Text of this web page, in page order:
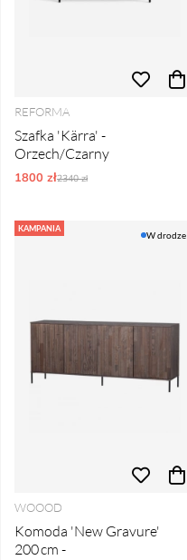
REFORMA
Szafka 'Kärra' -
Orzech/Czarny
1800 złOrdynarne ceny:
2340 zł
KAMPANIA
W drodze
WOOOD
Komoda 'New Gravure'
200 cm -